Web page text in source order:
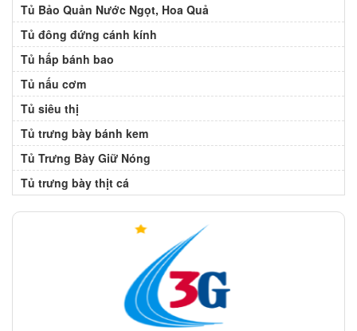
Tủ Bảo Quản Nước Ngọt, Hoa Quả
Tủ đông đứng cánh kính
Tủ hấp bánh bao
Tủ nấu cơm
Tủ siêu thị
Tủ trưng bày bánh kem
Tủ Trưng Bày Giữ Nóng
Tủ trưng bày thịt cá